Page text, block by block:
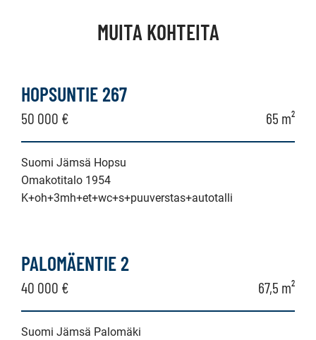
MUITA KOHTEITA
HOPSUNTIE 267
50 000 € 65 m²
Suomi Jämsä Hopsu
Omakotitalo 1954
K+oh+3mh+et+wc+s+puuverstas+autotalli
PALOMÄENTIE 2
40 000 € 67,5 m²
Suomi Jämsä Palomäki